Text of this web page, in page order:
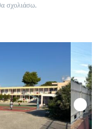
σχολιάσω.